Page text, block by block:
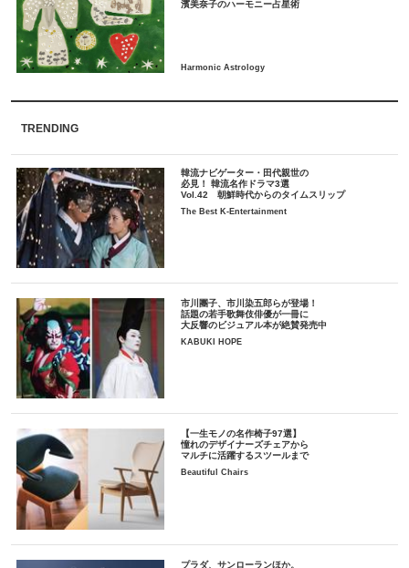
TRENDING
韓流ナビゲーター・田代親世の
必見！ 韓流名作ドラマ3選
Vol.42 朝鮮時代からのタイムスリップ
The Best K-Entertainment
市川團子、市川染五郎らが登場！
話題の若手歌舞伎俳優が一冊に
大反響のビジュアル本が絶賛発売中
KABUKI HOPE
【一生モノの名作椅子97選】
憧れのデザイナーズチェアから
マルチに活躍するスツールまで
Beautiful Chairs
プラダ、サンローランほか。